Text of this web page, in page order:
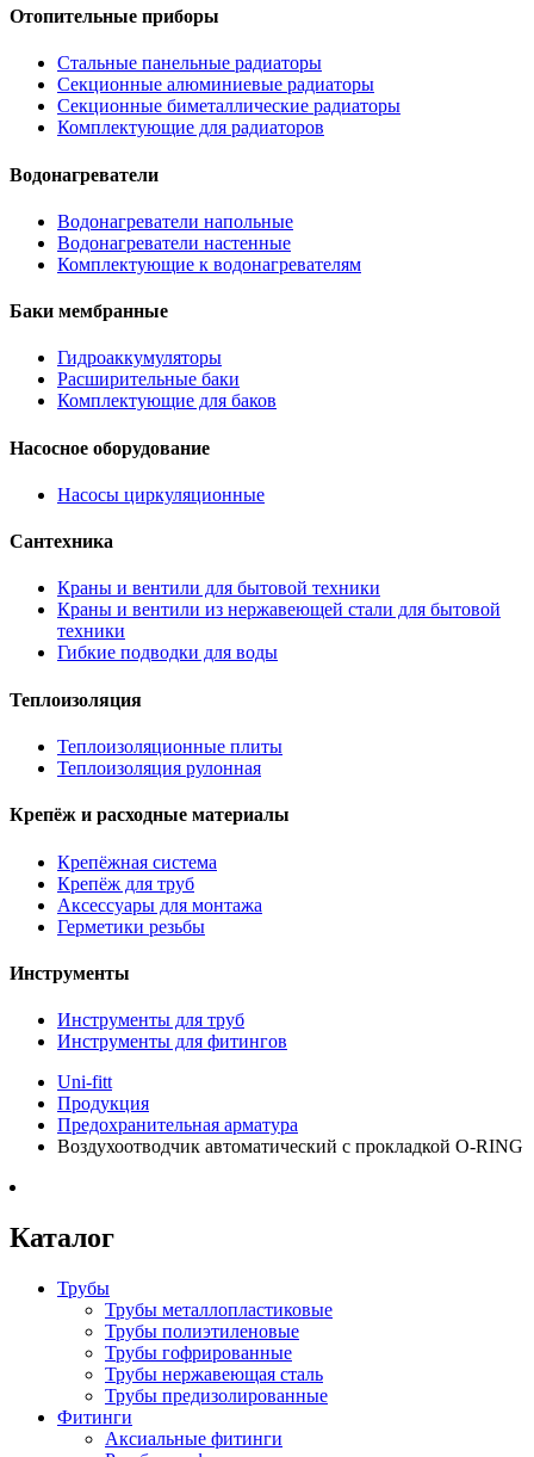
Отопительные приборы
Стальные панельные радиаторы
Секционные алюминиевые радиаторы
Секционные биметаллические радиаторы
Комплектующие для радиаторов
Водонагреватели
Водонагреватели напольные
Водонагреватели настенные
Комплектующие к водонагревателям
Баки мембранные
Гидроаккумуляторы
Расширительные баки
Комплектующие для баков
Насосное оборудование
Насосы циркуляционные
Сантехника
Краны и вентили для бытовой техники
Краны и вентили из нержавеющей стали для бытовой
техники
Гибкие подводки для воды
Теплоизоляция
Теплоизоляционные плиты
Теплоизоляция рулонная
Крепёж и расходные материалы
Крепёжная система
Крепёж для труб
Аксессуары для монтажа
Герметики резьбы
Инструменты
Инструменты для труб
Инструменты для фитингов
Uni-fitt
Продукция
Предохранительная арматура
Воздухоотводчик автоматический с прокладкой O-RING
Каталог
Трубы
Трубы металлопластиковые
Трубы полиэтиленовые
Трубы гофрированные
Трубы нержавеющая сталь
Трубы предизолированные
Фитинги
Аксиальные фитинги